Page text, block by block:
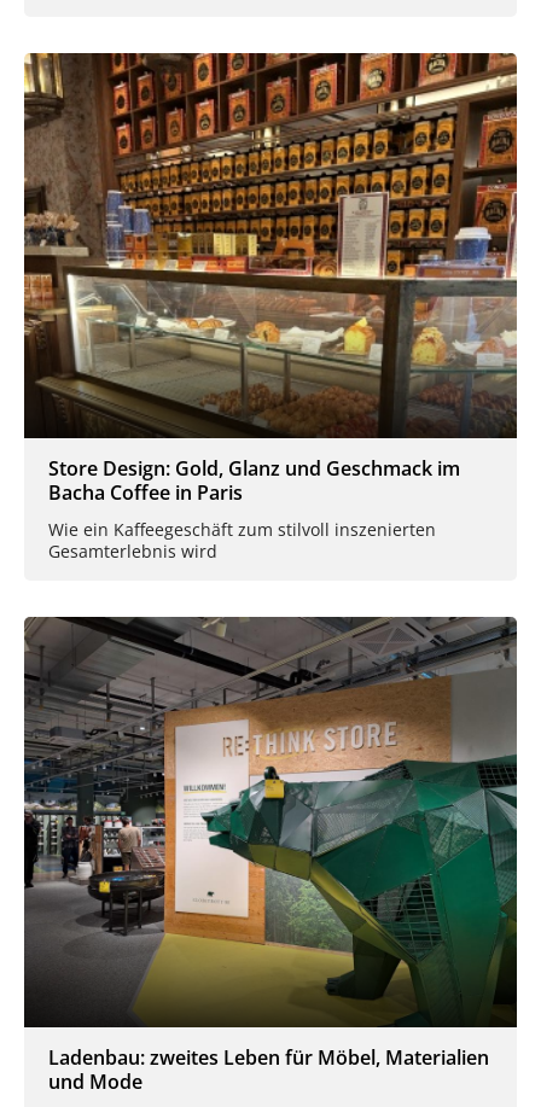
Store Design: Gold, Glanz und Geschmack im
Bacha Coffee in Paris
Wie ein Kaffeegeschäft zum stilvoll inszenierten
Gesamterlebnis wird
Ladenbau: zweites Leben für Möbel, Materialien
und Mode